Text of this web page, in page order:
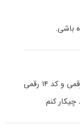
باشی.
سلام من موقع ثبت نام یه شماره پرونده ۶رقمی و کد ۱۴ رقمی
کنم